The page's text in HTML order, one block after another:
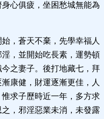
心俱疲，坐困愁城無能為
，蒼天不棄，先學幸福人
，並開始吃長素，運勢頓
之妻子。後打地藏七，拜
康健，財運逐漸更佳，人
求子歷時近一年，多方求
，邪淫惡業未消，未發露